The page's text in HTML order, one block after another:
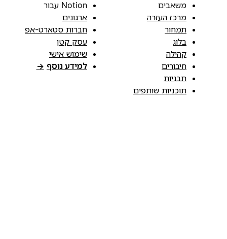
משאבים
מרכז העזרה
תמחור
בלוג
קהילה
חיבורים
תבניות
תוכניות שותפים
Notion עבור
ארגונים
חברות סטארט-אפ
עסק קטן
שימוש אישי
למידע נוסף →